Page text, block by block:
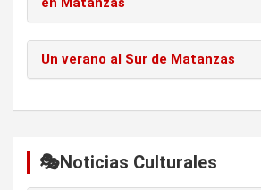
Un verano al Sur de Matanzas
🎭Noticias Culturales